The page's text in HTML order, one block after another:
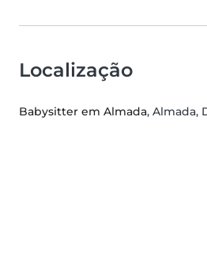
Localização
Babysitter em Almada, Almada,